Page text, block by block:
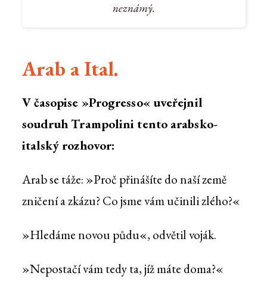
neznámý.
Arab a Ital.
V časopise »Progresso« uveřejnil
soudruh Trampolini tento arabsko-
italský rozhovor:
Arab se táže: »Proč přinášíte do naší země
zničení a zkázu? Co jsme vám učinili zlého?«
»Hledáme novou půdu«, odvětil voják.
»Nepostačí vám tedy ta, jíž máte doma?«